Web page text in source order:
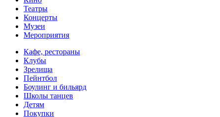
Театры
Концерты
Музеи
Мероприятия
Кафе, рестораны
Клубы
Зрелища
Пейнтбол
Боулинг и бильярд
Школы танцев
Детям
Покупки